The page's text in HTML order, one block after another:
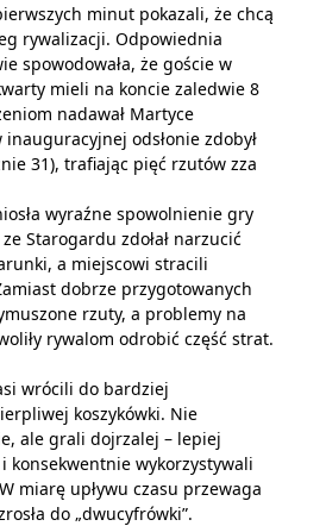
minut pokazali, że chcą
rywalizacji. Odpowiednia
spowodowała, że goście w
mieli na koncie zaledwie 8
nadawał Martyce
odsłonie zdobył
31), trafiając pięć rzutów zza
wyraźne spowolnienie gry
Starogardu zdołał narzucić
a miejscowi stracili
dobrze przygotowanych
rzuty, a problemy na
rywalom odrobić część strat.
wrócili do bardziej
koszykówki. Nie
ale grali dojrzalej – lepiej
konsekwentnie wykorzystywali
miarę upływu czasu przewaga
do „dwucyfrówki”.